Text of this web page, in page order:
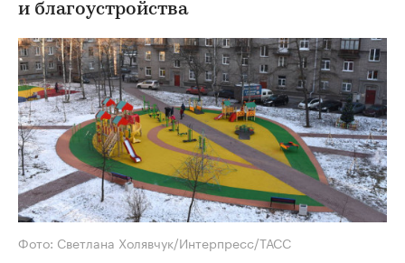
и благоустройства
Фото: Светлана Холявчук/Интерпресс/ТАСС